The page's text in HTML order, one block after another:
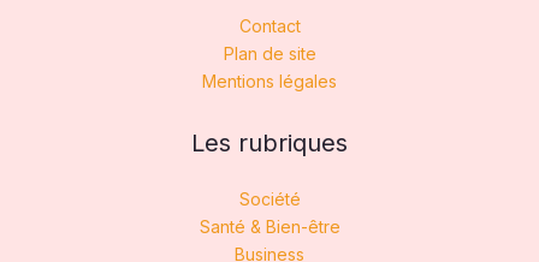
Contact
Plan de site
Mentions légales
Les rubriques
Société
Santé & Bien-être
Business